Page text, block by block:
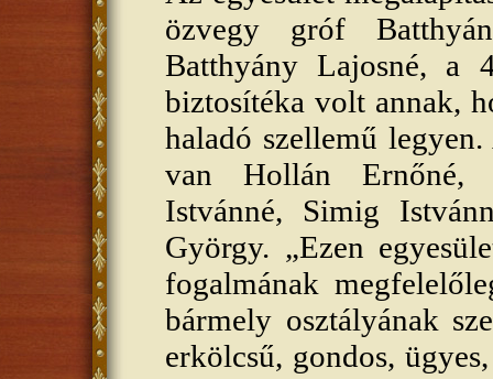
özvegy gróf
Batthyány Lajosné, a
biztosítéka volt annak,
haladó szellemű
van Hollán Ernőné,
Istvánné, Simig
György. „Ezen
fogalmának
bármely osztályának
erkölcsű, gondos,